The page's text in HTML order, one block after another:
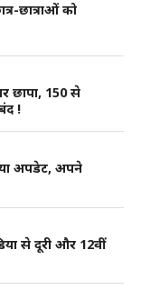
छात्राओं को
छापा, 150 से
!
अपडेट, अपने
से दूरी और 12वीं